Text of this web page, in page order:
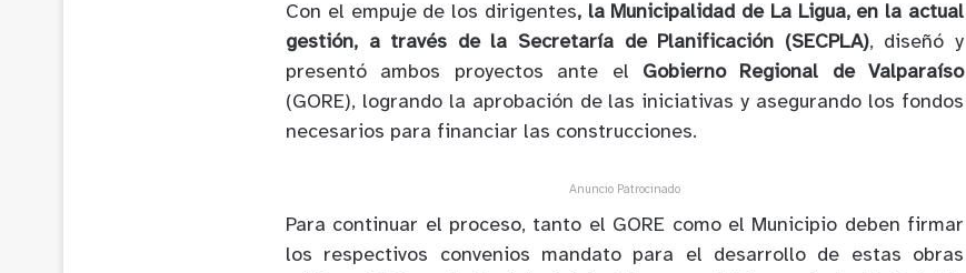
Con el empuje de los dirigentes, la Municipalidad de La Ligua, en la actual
gestión, a través de la Secretaría de Planificación (SECPLA), diseñó y
presentó ambos proyectos ante el Gobierno Regional de Valparaíso
(GORE), logrando la aprobación de las iniciativas y asegurando los fondos
necesarios para financiar las construcciones.
Anuncio Patrocinado
Para continuar el proceso, tanto el GORE como el Municipio deben firmar
los respectivos convenios mandato para el desarrollo de estas obras